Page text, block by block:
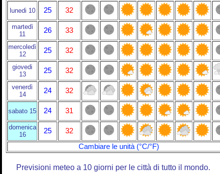
lunedi 10 25 32
martedì
11
26 33
mercoledì
12
25 32
giovedi
13
25 32
venerdì
14
24 32
sabato 15 24 31
domenica
16
25
32
Cambiare le unità (°C/°F)
Previsioni meteo a 10 giorni per le città di tutto il mondo.